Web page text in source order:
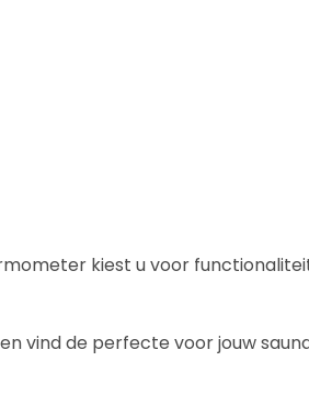
kiest u voor
en vind de perfecte voor jouw